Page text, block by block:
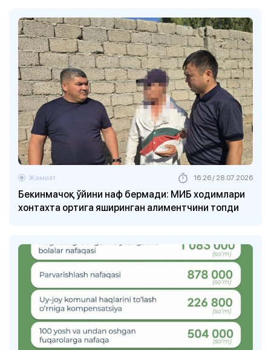
Бекинмачоқ ўйини наф бермади: МИБ ходимлари
хонтахта ортига яширинган алиментчини топди
Жамият 16:26 / 28.07.2026